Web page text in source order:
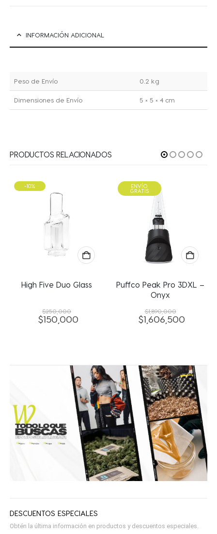
INFORMACIÓN ADICIONAL
Peso de Envío 0.2 kg
Dimensiones de Envío 5 × 5 × 4 cm
PRODUCTOS RELACIONADOS
Five Duo Glass
150,000
GRATIS
Puffco Peak Pro 3DXL –
1,890,000
1,606,500
DESCUENTOS ESPECIALES
Obtén la última información en productos y descuentos especiales.